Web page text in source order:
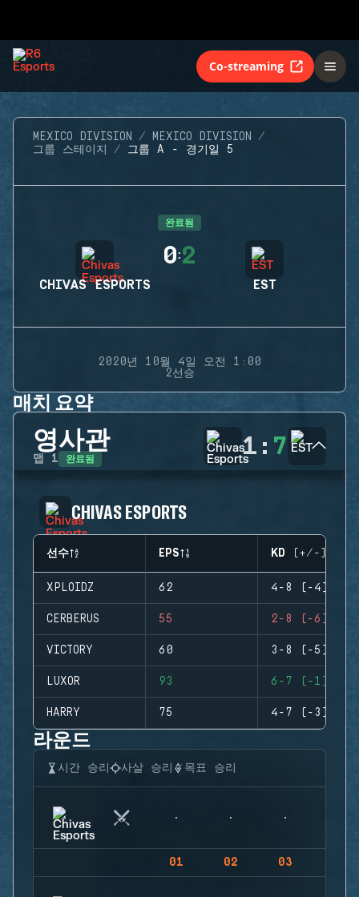
Co-streaming
MEXICO DIVISION
MEXICO DIVISION
그룹 스테이지
그룹 A - 경기일 5
완료됨
CHIVAS ESPORTS
0:2
EST
2020년 10월 4일 오전 1:00
2선승
매치 요약
영사관
맵 1 완료됨 1 : 7
CHIVAS ESPORTS
선수 EPS KD (+/-)
XPLOIDZ 62 4-8 (-4)
CERBERUS 55 2-8 (-6)
VICTORY 60 3-8 (-5)
LUXOR 93 6-7 (-1)
HARRY 75 4-7 (-3)
라운드
시간 승리 사살 승리 목표 승리
01 02 03